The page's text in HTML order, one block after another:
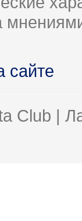
сайте
Club |